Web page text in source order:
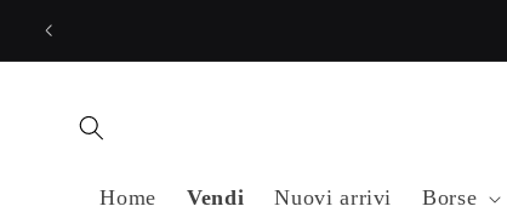
direttamente
Home Vendi Nuovi arrivi Borse